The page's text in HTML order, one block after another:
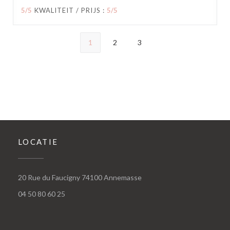
5/5 KWALITEIT / PRIJS : 5/5
1 2 3
LOCATIE
20 Rue du Faucigny 74100 Annemasse((opent in een nieuw
04 50 80 60 25